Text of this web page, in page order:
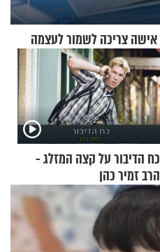
כח הדיבור על קצה המזלג -
הרב זמיר כהן